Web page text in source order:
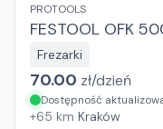
PROTOOLS
FESTOOL OFK
Frezarki
70.00 zł/dzień
Dostępność
+65 km Kraków